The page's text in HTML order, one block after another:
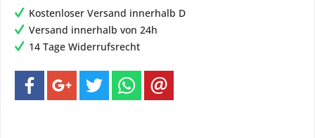
Kostenloser Versand innerhalb D
Versand innerhalb von 24h
14 Tage Widerrufsrecht